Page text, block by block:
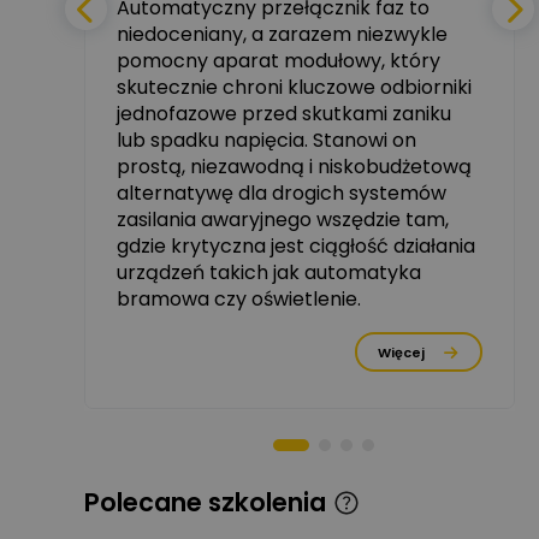
Ekspert ABB
Ekspert, ABB Zadaj pytanie
Michał Szulborski
Ekspert ETI - Dr inż. w
dziedzinie Aparatów
Elektrycznych / Senior
R&D Scientist / Product
Manager
Zadaj pytanie
Tomasz Dźwigała
Ekspert Menadżer
Piotr Muskała
Ekspert Specjalista ds
Automatyczny przełącznik faz to
niedoceniany, a zarazem niezwykle
pomocny aparat modułowy, który
skutecznie chroni kluczowe odbiorniki
jednofazowe przed skutkami zaniku
lub spadku napięcia. Stanowi on
prostą, niezawodną i niskobudżetową
alternatywę dla drogich systemów
zasilania awaryjnego wszędzie tam,
gdzie krytyczna jest ciągłość działania
urządzeń takich jak automatyka
bramowa czy oświetlenie.
Więcej
Polecane szkolenia